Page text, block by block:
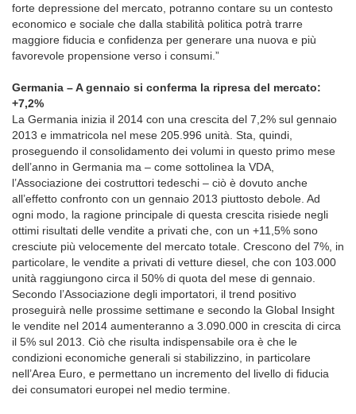
forte depressione del mercato, potranno contare su un contesto
economico e sociale che dalla stabilità politica potrà trarre
maggiore fiducia e confidenza per generare una nuova e più
favorevole propensione verso i consumi.”
Germania – A gennaio si conferma la ripresa del mercato:
+7,2%
La Germania inizia il 2014 con una crescita del 7,2% sul gennaio
2013 e immatricola nel mese 205.996 unità. Sta, quindi,
proseguendo il consolidamento dei volumi in questo primo mese
dell’anno in Germania ma – come sottolinea la VDA,
l’Associazione dei costruttori tedeschi – ciò è dovuto anche
all’effetto confronto con un gennaio 2013 piuttosto debole. Ad
ogni modo, la ragione principale di questa crescita risiede negli
ottimi risultati delle vendite a privati che, con un +11,5% sono
cresciute più velocemente del mercato totale. Crescono del 7%, in
particolare, le vendite a privati di vetture diesel, che con 103.000
unità raggiungono circa il 50% di quota del mese di gennaio.
Secondo l’Associazione degli importatori, il trend positivo
proseguirà nelle prossime settimane e secondo la Global Insight
le vendite nel 2014 aumenteranno a 3.090.000 in crescita di circa
il 5% sul 2013. Ciò che risulta indispensabile ora è che le
condizioni economiche generali si stabilizzino, in particolare
nell’Area Euro, e permettano un incremento del livello di fiducia
dei consumatori europei nel medio termine.